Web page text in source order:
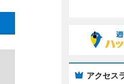
アクセス